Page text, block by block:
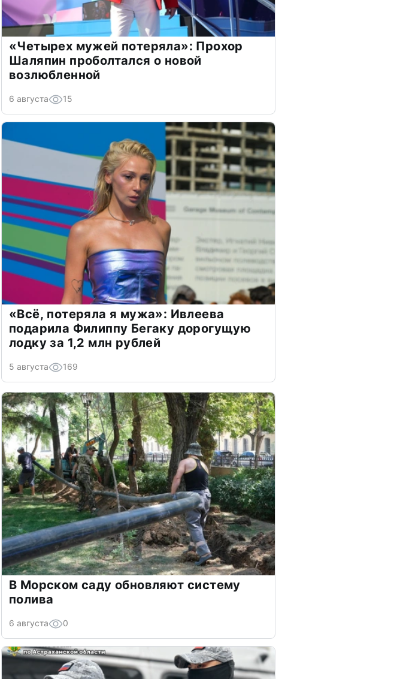
«Четырех мужей потеряла»: Прохор
Шаляпин проболтался о новой
возлюбленной
6 августа 15
«Всё, потеряла я мужа»: Ивлеева
подарила Филиппу Бегаку дорогущую
лодку за 1,2 млн рублей
5 августа 169
В Морском саду обновляют систему
полива
6 августа 0